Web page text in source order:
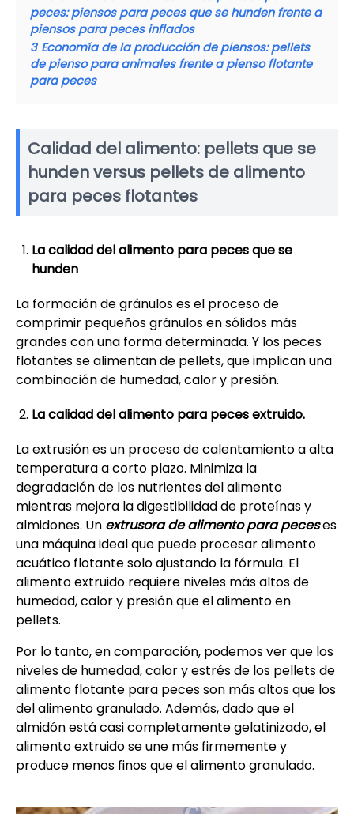
peces: piensos para peces que se hunden frente a
piensos para peces inflados
3 Economía de la producción de piensos: pellets
de pienso para animales frente a pienso flotante
para peces
Calidad del alimento: pellets que se
hunden versus pellets de alimento
para peces flotantes
La calidad del alimento para peces que se
hunden
La formación de gránulos es el proceso de
comprimir pequeños gránulos en sólidos más
grandes con una forma determinada. Y los peces
flotantes se alimentan de pellets, que implican una
combinación de humedad, calor y presión.
La calidad del alimento para peces extruido.
La extrusión es un proceso de calentamiento a alta
temperatura a corto plazo. Minimiza la
degradación de los nutrientes del alimento
mientras mejora la digestibilidad de proteínas y
almidones. Un extrusora de alimento para peceses
una máquina ideal que puede procesar alimento
acuático flotante solo ajustando la fórmula. El
alimento extruido requiere niveles más altos de
humedad, calor y presión que el alimento en
pellets.
Por lo tanto, en comparación, podemos ver que los
niveles de humedad, calor y estrés de los pellets de
alimento flotante para peces son más altos que los
del alimento granulado. Además, dado que el
almidón está casi completamente gelatinizado, el
alimento extruido se une más firmemente y
produce menos finos que el alimento granulado.